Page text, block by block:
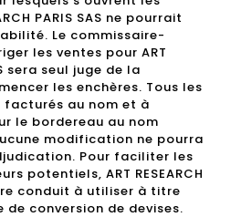
PARIS SAS ne pourrait
Le commissaire-
les ventes pour ART
sera seul juge de la
les enchères. Tous les
facturés au nom et à
le bordereau au nom
modification ne pourra
Pour faciliter les
potentiels, ART RESEARCH
conduit à utiliser à titre
conversion de devises.